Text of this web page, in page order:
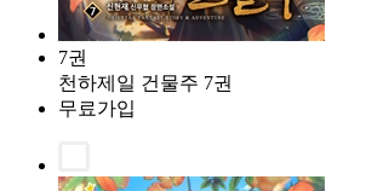
7권
천하제일 건물주 7권
무료가입